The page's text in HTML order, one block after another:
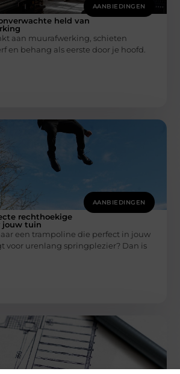
AANBIEDINGEN
held van
aan muurafwerking, schieten
en behang als eerste door je hoofd.
AANBIEDINGEN
rechthoekige
jouw tuin
een trampoline die perfect in jouw
voor urenlang springplezier? Dan is